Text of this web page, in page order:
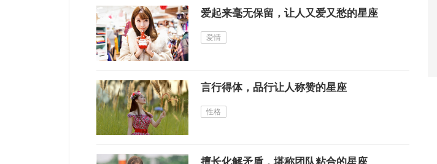
爱起来毫无保留，让人又爱又愁的星座
爱情
言行得体，品行让人称赞的星座
性格